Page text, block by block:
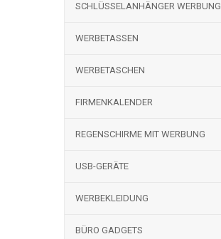
SCHLÜSSELANHÄNGER WERBUNG
WERBETASSEN
WERBETASCHEN
FIRMENKALENDER
REGENSCHIRME MIT WERBUNG
USB-GERÄTE
WERBEKLEIDUNG
BÜRO GADGETS